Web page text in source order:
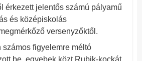
érkezett jelentős számú pályamű
és középiskolás
versenyzőktől.
figyelemre méltó
be, egyebek közt Rubik-kockát